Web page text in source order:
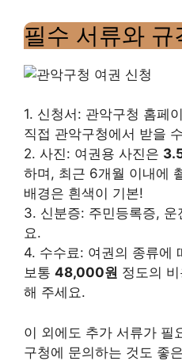
필수 서류와 규
1. 신청서: 관악구청 홈페
직접 관악구청에서 받을
2. 사진: 여권용 사진은
하며, 최근 6개월 이내에
배경은 흰색이 기본!
3. 신분증: 주민등록증, 운
요.
4. 수수료: 여권의 종류에
보통 48,000원 정도의
해 주세요.
이 외에도 추가 서류가 필
구청에 문의하는 것도 좋